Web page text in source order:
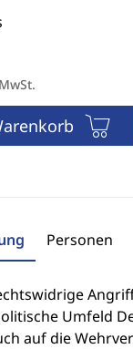
Personen
Umfeld
auf die